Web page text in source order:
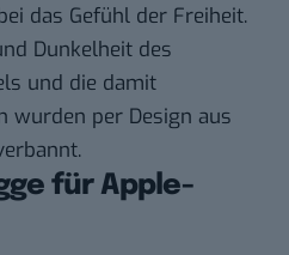
das Gefühl der Freiheit.
Dunkelheit des
und die damit
wurden per Design aus
für Apple-